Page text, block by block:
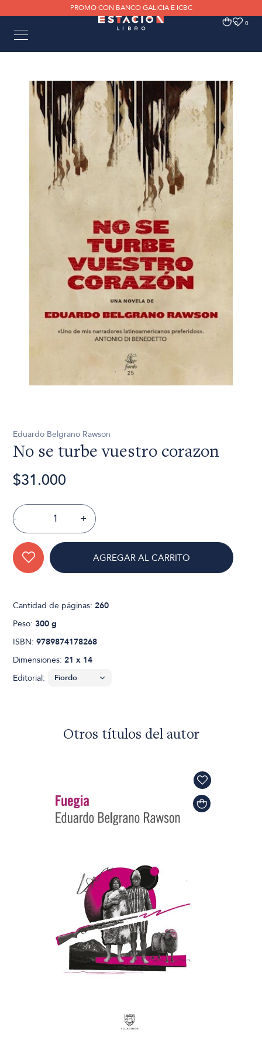
PROMO CON BANCO GALICIA E ICBC
0 0
Eduardo Belgrano Rawson
No se turbe vuestro corazon
$31.000
- +
AGREGAR AL CARRITO
Cantidad de páginas:260
Peso:300 g
ISBN:9789874178268
Dimensiones:21 x 14
Editorial:
Otros títulos del autor